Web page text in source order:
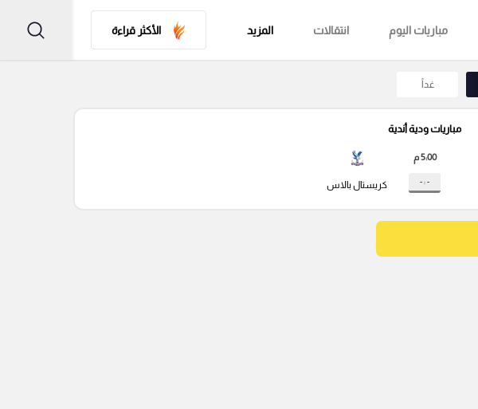
مباريات اليوم انتقالات المزيد الأكثر قراءة
غداً
مباريات ودية أندية
5:00 م
- : - كريستال بالاس